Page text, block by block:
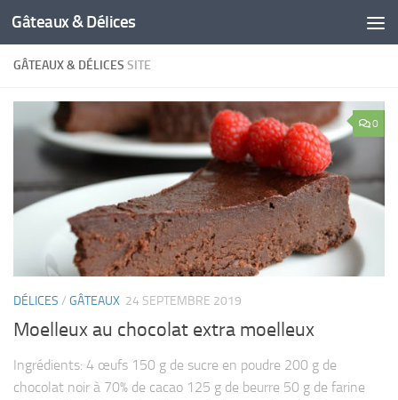
Gâteaux & Délices
GÂTEAUX & DÉLICES SITE
0
DÉLICES / GÂTEAUX 24 SEPTEMBRE 2019
Moelleux au chocolat extra moelleux
Ingrédients: 4 œufs 150 g de sucre en poudre 200 g de
chocolat noir à 70% de cacao 125 g de beurre 50 g de farine